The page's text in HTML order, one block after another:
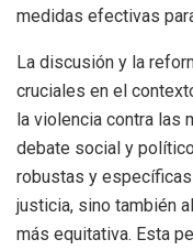
medidas efectivas
La discusión y la
cruciales en el
la violencia contra las
debate social y
robustas y
justicia, sino también
más equitativa. Esta